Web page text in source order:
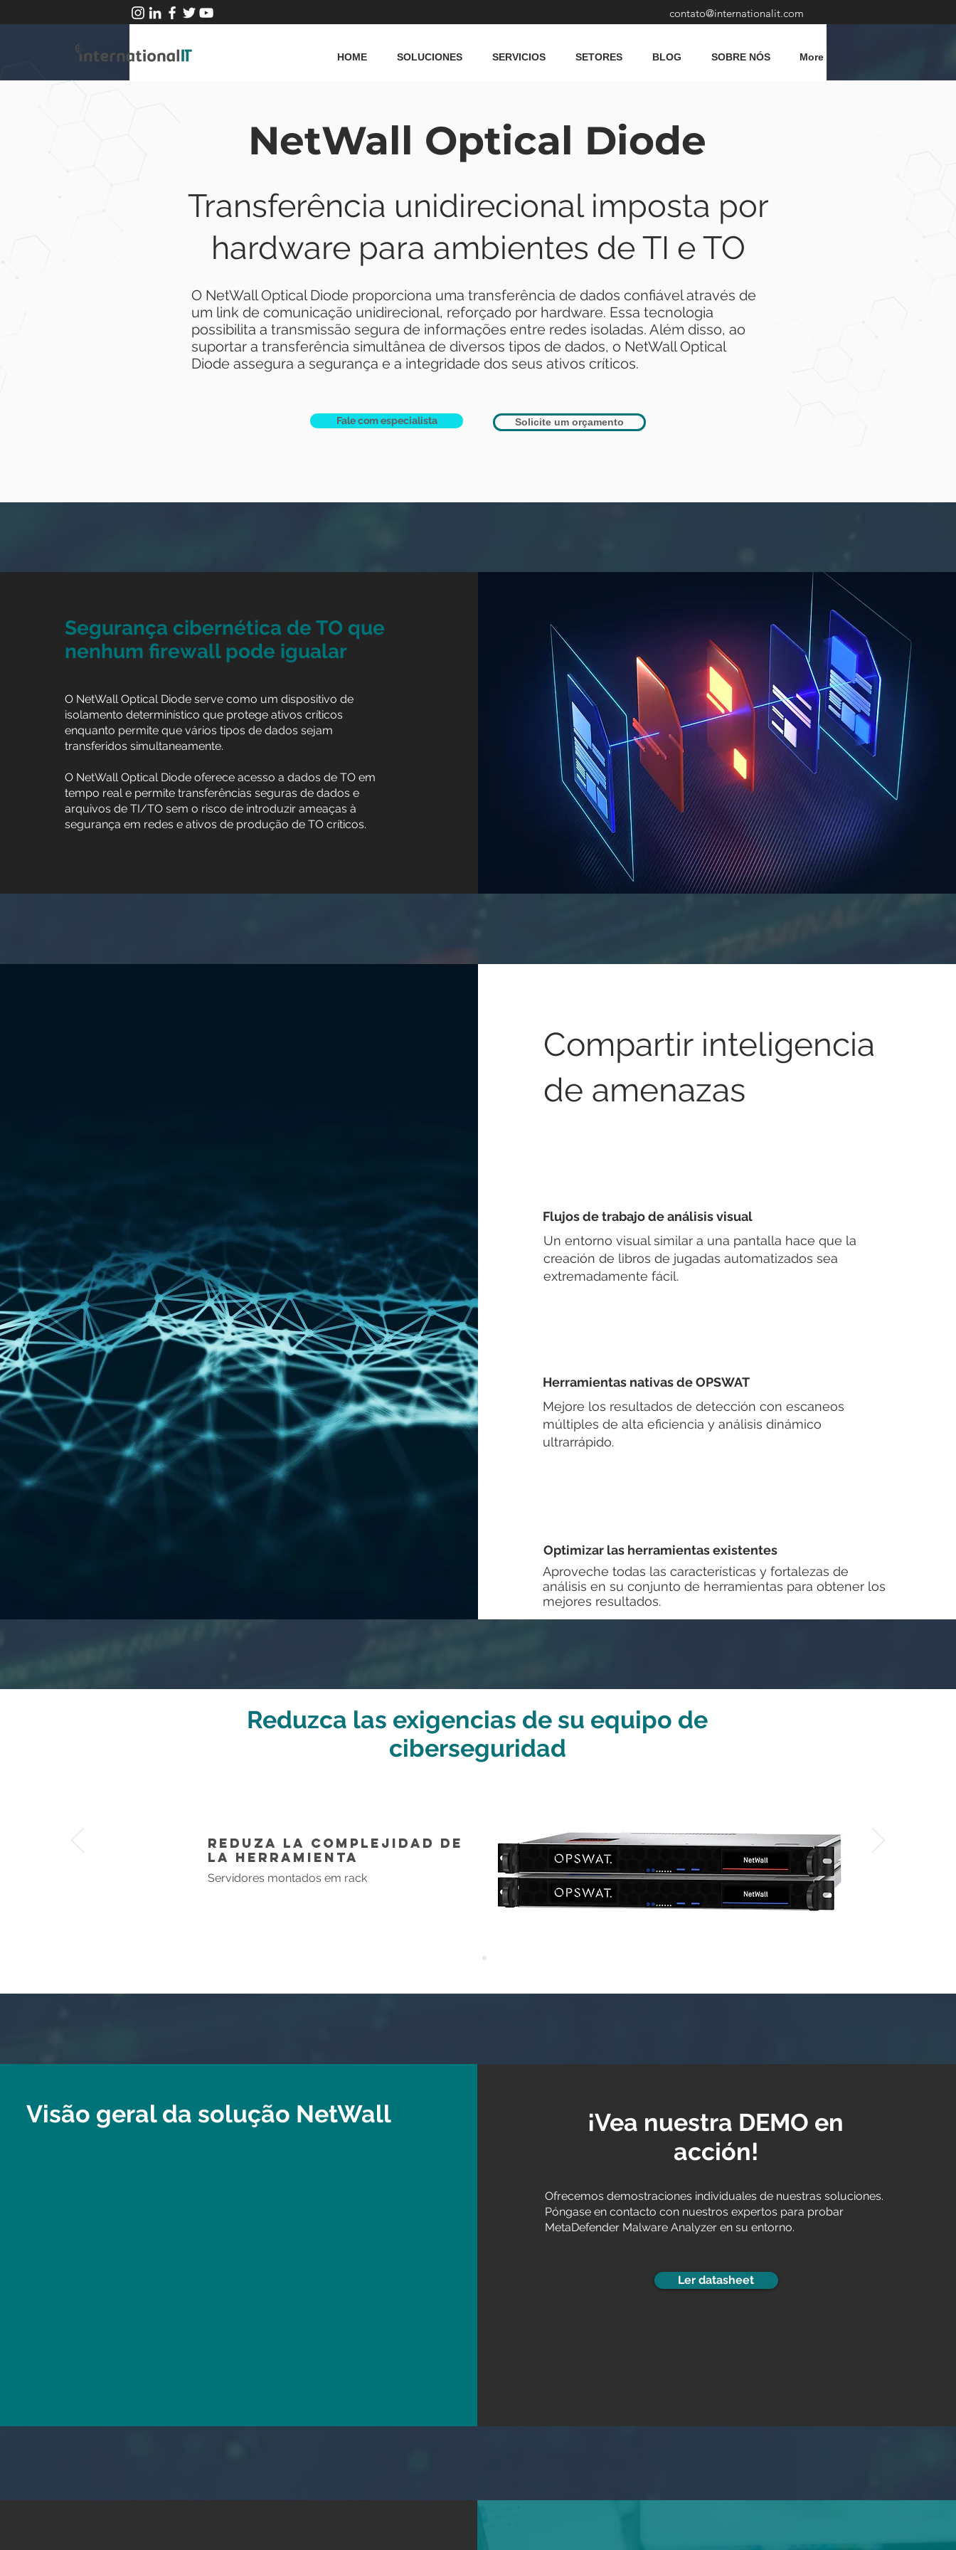
contato@internationalit.com
HOME SOLUCIONES SERVICIOS SETORES BLOG SOBRE NÓS More
NetWall Optical Diode
Transferência unidirecional imposta por
hardware para ambientes de TI e TO
O NetWall Optical Diode proporciona uma transferência de dados confiável através de
um link de comunicação unidirecional, reforçado por hardware. Essa tecnologia
possibilita a transmissão segura de informações entre redes isoladas. Além disso, ao
suportar a transferência simultânea de diversos tipos de dados, o NetWall Optical
Diode assegura a segurança e a integridade dos seus ativos críticos.
Fale com especialista Solicite um orçamento
Segurança cibernética de TO que
nenhum firewall pode igualar
O NetWall Optical Diode serve como um dispositivo de
isolamento determinístico que protege ativos críticos
enquanto permite que vários tipos de dados sejam
transferidos simultaneamente.
O NetWall Optical Diode oferece acesso a dados de TO em
tempo real e permite transferências seguras de dados e
arquivos de TI/TO sem o risco de introduzir ameaças à
segurança em redes e ativos de produção de TO críticos.
Compartir inteligencia
de amenazas
Flujos de trabajo de análisis visual
Un entorno visual similar a una pantalla hace que la
creación de libros de jugadas automatizados sea
extremadamente fácil.
Herramientas nativas de OPSWAT
Mejore los resultados de detección con escaneos
múltiples de alta eficiencia y análisis dinámico
ultrarrápido.
Optimizar las herramientas existentes
Aproveche todas las características y fortalezas de
análisis en su conjunto de herramientas para obtener los
mejores resultados.
Reduzca las exigencias de su equipo de
ciberseguridad
ReduZa la complejidad de
la herramienta
Servidores montados em rack
Visão geral da solução NetWall
¡Vea nuestra DEMO en
acción!
Ofrecemos demostraciones individuales de nuestras soluciones.
Póngase en contacto con nuestros expertos para probar
MetaDefender Malware Analyzer en su entorno.
Ler datasheet